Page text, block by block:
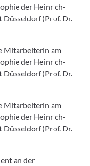
der Heinrich-
(Prof. Dr.
Mitarbeiterin am
der Heinrich-
(Prof. Dr.
Mitarbeiterin am
der Heinrich-
(Prof. Dr.
an der